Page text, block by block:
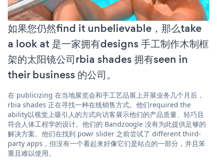
如果您仍然find it unbelievable，那么take
a look at 是一家拥有designs 手工制作木制框
架的太阳镜公司rbia shades 拥有seen in
their business 的公司。
在 publicizing 在当地展览会和手工艺品展上开展业务几个月后，
rbia shades 正在寻找一种在线销售方式。他们required the
ability以视觉上吸引人的方式向访客展示他们的产品质量、轻巧且
符合人体工程学的设计。他们的 Bandzoogle 没有为此提供足够的
解决方案。他们在找到 powr slider 之前尝试了 different third-
party apps，但没有一个看起来好像它们是站点的一部分，并且笨
重且难以使用。